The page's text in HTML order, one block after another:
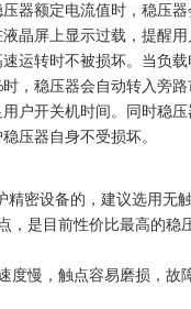
器额定电流值时，稳压
晶屏上显示过载，提醒
运转时不被损坏。 当负
时，稳压器会自动转入旁
户开关机时间。同时稳
压器自身不受损坏。
精密设备的，建议选用
，是目前性价比最高的稳
度慢，触点容易磨损，